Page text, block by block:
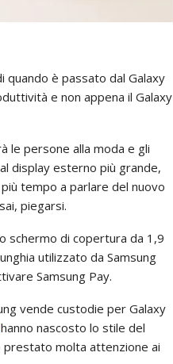
quando è passato dal Galaxy
e non appena il Galaxy
le persone alla moda e gli
display esterno più grande,
tempo a parlare del nuovo
piegarsi.
schermo di copertura da 1,9
utilizzato da Samsung
Samsung Pay.
vende custodie per Galaxy
hanno nascosto lo stile del
prestato molta attenzione ai